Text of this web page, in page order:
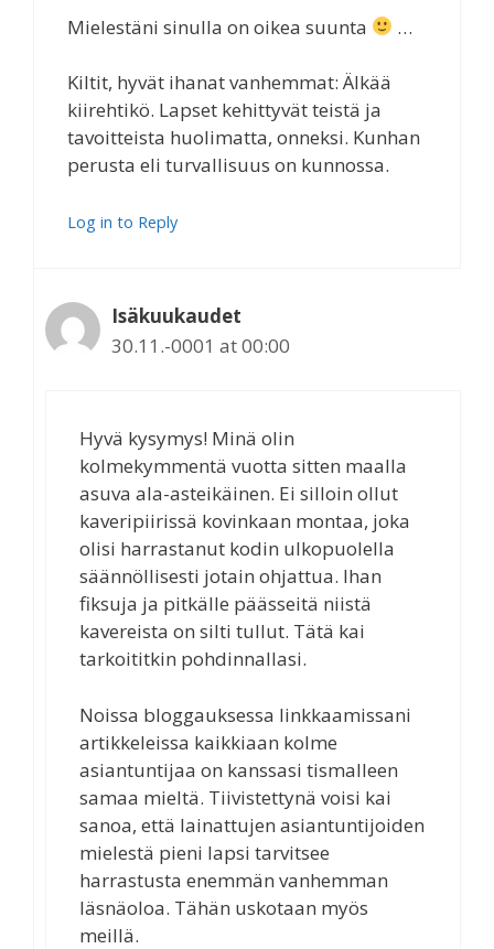
Mielestäni sinulla on oikea suunta …
Kiltit, hyvät ihanat vanhemmat: Älkää
kiirehtikö. Lapset kehittyvät teistä ja
tavoitteista huolimatta, onneksi. Kunhan
perusta eli turvallisuus on kunnossa.
Log in to Reply
Isäkuukaudet
30.11.-0001 at 00:00
Hyvä kysymys! Minä olin
kolmekymmentä vuotta sitten maalla
asuva ala-asteikäinen. Ei silloin ollut
kaveripiirissä kovinkaan montaa, joka
olisi harrastanut kodin ulkopuolella
säännöllisesti jotain ohjattua. Ihan
fiksuja ja pitkälle päässeitä niistä
kavereista on silti tullut. Tätä kai
tarkoititkin pohdinnallasi.
Noissa bloggauksessa linkkaamissani
artikkeleissa kaikkiaan kolme
asiantuntijaa on kanssasi tismalleen
samaa mieltä. Tiivistettynä voisi kai
sanoa, että lainattujen asiantuntijoiden
mielestä pieni lapsi tarvitsee
harrastusta enemmän vanhemman
läsnäoloa. Tähän uskotaan myös
meillä.